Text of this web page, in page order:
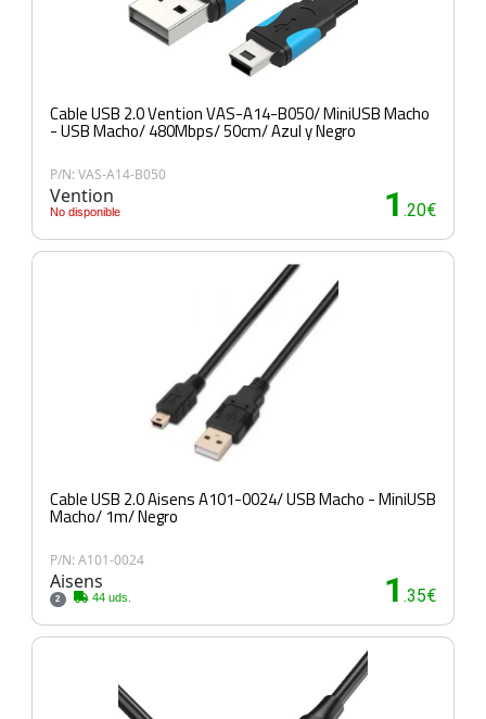
Cable USB 2.0 Vention VAS-A14-B050/ MiniUSB Macho
- USB Macho/ 480Mbps/ 50cm/ Azul y Negro
P/N: VAS-A14-B050
Vention
No disponible 1 .20€
Cable USB 2.0 Aisens A101-0024/ USB Macho - MiniUSB
Macho/ 1m/ Negro
P/N: A101-0024
Aisens
2 44 uds. 1 .35€